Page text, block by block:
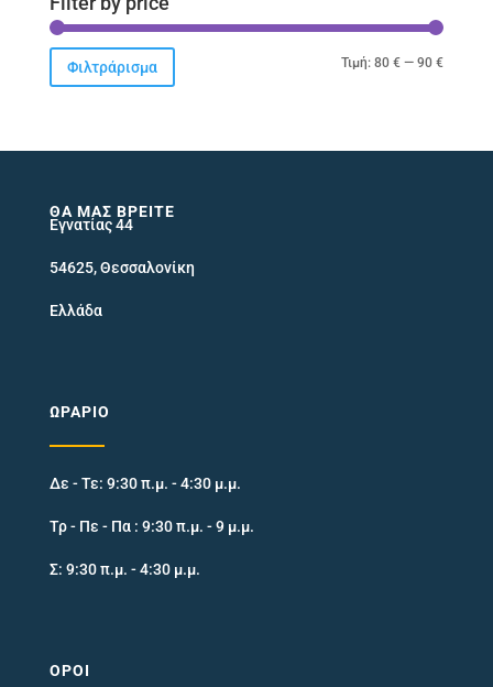
Φιλτράρισμα Τιμή:80 € —90 €
ΘΑ ΜΑΣ ΒΡΕΊΤΕ
Εγνατίας 44
54625, Θεσσαλονίκη
Ελλάδα
ΩΡΆΡΙΟ
Δε - Τε: 9:30 π.μ. - 4:30 μ.μ.
Τρ - Πε - Πα : 9:30 π.μ. - 9 μ.μ.
Σ: 9:30 π.μ. - 4:30 μ.μ.
ΌΡΟΙ